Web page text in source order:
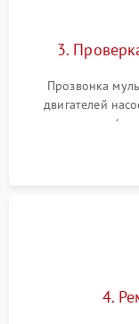
3.
Прозвонка
двигателей
прессостата
концевика
4.